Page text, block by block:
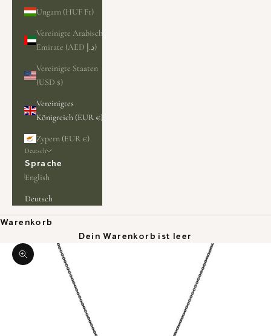
Ungarn (HUF Ft)
Vereinigte Arabische
Emirate (AED د.إ)
Vereinigte Staaten
(USD $)
Vereinigtes
Königreich (EUR €)
Zypern (EUR €)
Deutsch
Sprache
English
Deutsch
Warenkorb
Dein Warenkorb ist leer
Bild vergrößern